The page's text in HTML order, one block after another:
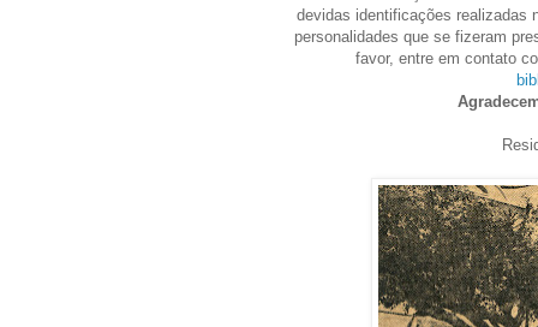
devidas identificações realizadas
personalidades que se fizeram
favor, entre em contato